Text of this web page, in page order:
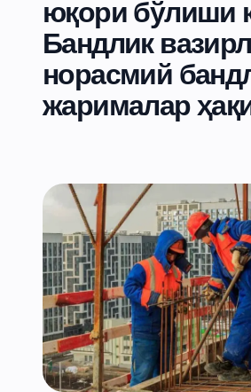
юқори бўлиши
Бандлик
норасмий
жарималар